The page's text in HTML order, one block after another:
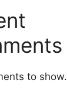
to show.